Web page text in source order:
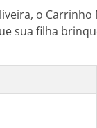
o
sua filha